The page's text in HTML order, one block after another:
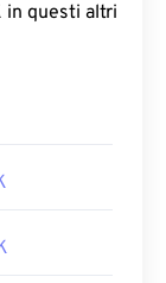
in questi altri